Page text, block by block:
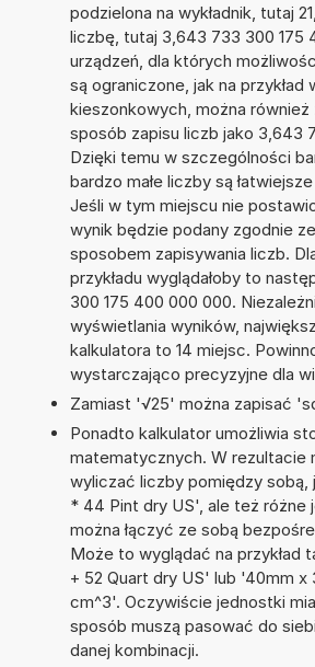
podzielona na wykładnik, tutaj
liczbę, tutaj 3,643 733 300 175
urządzeń, dla których
są ograniczone, jak na przykład
kieszonkowych, można
sposób zapisu liczb jako 3,643
Dzięki temu w szczególności
bardzo małe liczby są
Jeśli w tym miejscu nie
wynik będzie podany zgodnie
sposobem zapisywania liczb.
przykładu wyglądałoby to
300 175 400 000 000.
wyświetlania wyników,
kalkulatora to 14 miejsc.
wystarczająco precyzyjne dla
Zamiast '√25' można zapisać
Ponadto kalkulator umożliwia
matematycznych. W rezultacie
wyliczać liczby pomiędzy sobą,
* 44 Pint dry US', ale też różne
można łączyć ze sobą
Może to wyglądać na przykład
+ 52 Quart dry US' lub '40mm x
cm^3'. Oczywiście jednostki
sposób muszą pasować do
danej kombinacji.